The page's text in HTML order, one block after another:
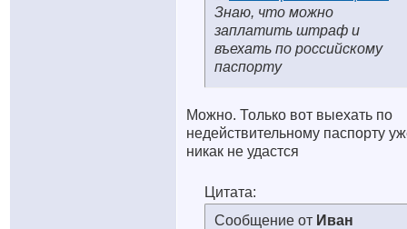
Знаю, что можно
заплатить штраф и
въехать по российскому
паспорту
Можно. Только вот выехать по
недействительному паспорту
никак не удастся
Цитата:
Сообщение от Иван